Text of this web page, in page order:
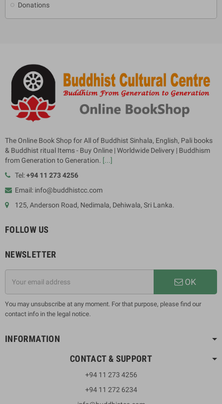
Donations
The Online Book Shop for All of Buddhist Sinhala, English, Pali books
& Buddhist ritual Items - Buy Online | Worldwide Delivery | Buddhism
from Generation to Generation. [...]
Tel:+94 11 273 4256
Email: info@buddhistcc.com
125, Anderson Road, Nedimala, Dehiwala, Sri Lanka.
FOLLOW US
NEWSLETTER
OK
You may unsubscribe at any moment. For that purpose, please find our
contact info in the legal notice.
INFORMATION
CONTACT & SUPPORT
+94 11 273 4256
+94 11 272 6234